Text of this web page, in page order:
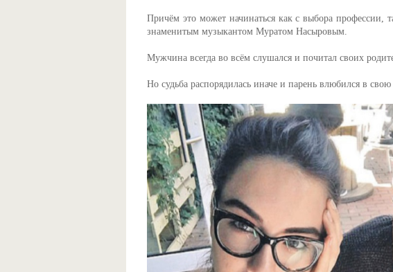
Причём это может начинаться как с выбора профессии,
знаменитым музыкантом Муратом Насыровым.
Мужчина всегда во всём слушался и почитал своих
Но судьба распорядилась иначе и парень влюбился в